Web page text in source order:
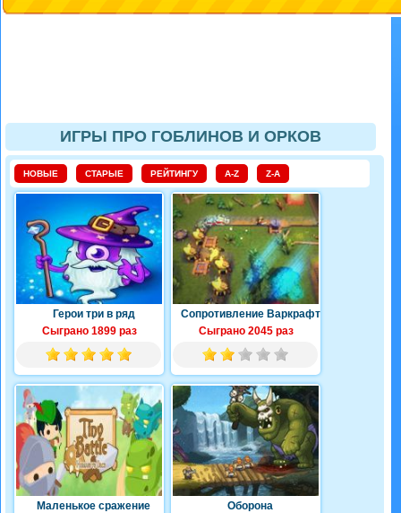
ИГРЫ ПРО ГОБЛИНОВ И ОРКОВ
НОВЫЕ СТАРЫЕ РЕЙТИНГУ A-Z Z-A
Герои три в ряд
Сыграно 1899 раз
Сопротивление Варкрафт
Сыграно 2045 раз
Маленькое сражение
Оборона